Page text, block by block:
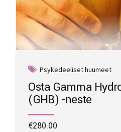
Psykedeeliset huumeet
Osta Gamma
(GHB) -neste
€280.00